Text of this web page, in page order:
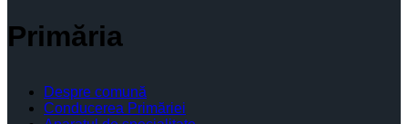
Primăria
Despre comună
Conducerea Primăriei